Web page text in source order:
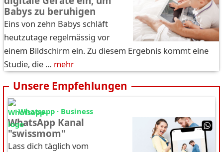
Babys zu beruhigen
Eins von zehn Babys schläft
heutzutage regelmässig vor
einem Bildschirm ein. Zu diesem Ergebnis kommt eine
Studie, die … mehr
Unsere Empfehlungen
Whatsapp · Business
WhatsApp Kanal
"swissmom"
Lass dich täglich vom